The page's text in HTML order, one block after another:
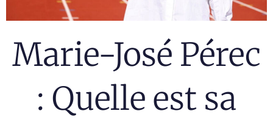
Marie-José Pérec
: Quelle est sa